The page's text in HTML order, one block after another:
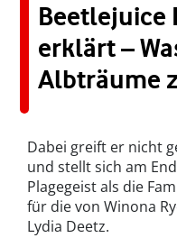
Beetlejuice
erklärt –
Albträume
Dabei greift er nicht
und stellt sich am
Plagegeist als die
für die von Winona
Lydia Deetz.